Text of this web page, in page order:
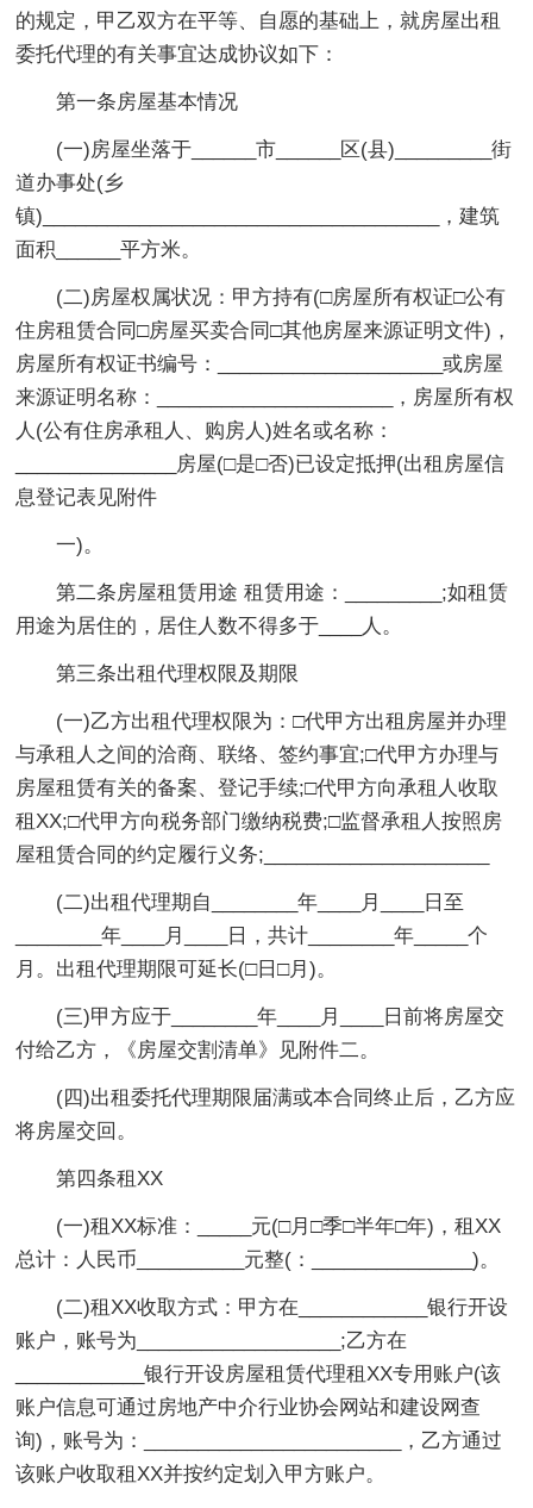
的规定，甲乙双方在平等、自愿的基础上，就房屋出租
委托代理的有关事宜达成协议如下：
第一条房屋基本情况
(一)房屋坐落于______市______区(县)_________街
道办事处(乡
镇)_____________________________________，建筑
面积______平方米。
(二)房屋权属状况：甲方持有(□房屋所有权证□公有
住房租赁合同□房屋买卖合同□其他房屋来源证明文件)，
房屋所有权证书编号：_____________________或房屋
来源证明名称：______________________，房屋所有权
人(公有住房承租人、购房人)姓名或名称：
_______________房屋(□是□否)已设定抵押(出租房屋信
息登记表见附件
一)。
第二条房屋租赁用途 租赁用途：_________;如租赁
用途为居住的，居住人数不得多于____人。
第三条出租代理权限及期限
(一)乙方出租代理权限为：□代甲方出租房屋并办理
与承租人之间的洽商、联络、签约事宜;□代甲方办理与
房屋租赁有关的备案、登记手续;□代甲方向承租人收取
租XX;□代甲方向税务部门缴纳税费;□监督承租人按照房
屋租赁合同的约定履行义务;_____________________
(二)出租代理期自________年____月____日至
________年____月____日，共计________年_____个
月。出租代理期限可延长(□日□月)。
(三)甲方应于________年____月____日前将房屋交
付给乙方，《房屋交割清单》见附件二。
(四)出租委托代理期限届满或本合同终止后，乙方应
将房屋交回。
第四条租XX
(一)租XX标准：_____元(□月□季□半年□年)，租XX
总计：人民币__________元整(：_______________)。
(二)租XX收取方式：甲方在____________银行开设
账户，账号为___________________;乙方在
____________银行开设房屋租赁代理租XX专用账户(该
账户信息可通过房地产中介行业协会网站和建设网查
询)，账号为：________________________，乙方通过
该账户收取租XX并按约定划入甲方账户。